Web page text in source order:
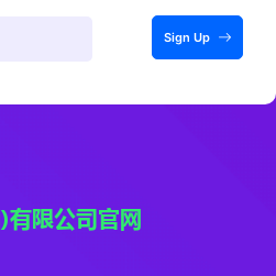
Sign Up